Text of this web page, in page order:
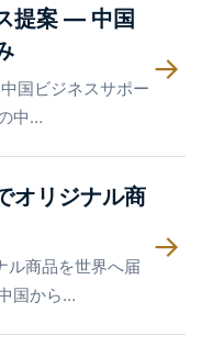
提案 ― 中国
国ビジネスサポー
中…
→
オリジナル商
ル商品を世界へ届
国から…
→